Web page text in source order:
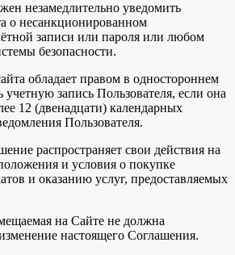
незамедлительно уведомить
о несанкционированном
записи или пароля или любом
безопасности.
обладает правом в одностороннем
учетную запись Пользователя, если она
12 (двенадцати) календарных
Пользователя.
распространяет свои действия на
и условия о покупке
и оказанию услуг, предоставляемых
на Сайте не должна
настоящего Соглашения.